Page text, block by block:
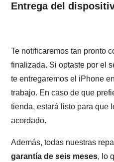
Entrega del
Te notificaremos tan pronto
finalizada. Si optaste por el
te entregaremos el iPhone
trabajo. En caso de que
tienda, estará listo para que
acordado.
Además, todas nuestras
garantía de seis meses, lo